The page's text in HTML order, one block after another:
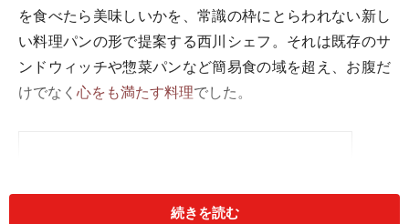
を食べたら美味しいかを、常識の枠にとらわれない新し
い料理パンの形で提案する西川シェフ。それは既存のサ
ンドウィッチや惣菜パンなど簡易食の域を超え、お腹だ
けでなく 心をも満たす料理でした。
続きを読む